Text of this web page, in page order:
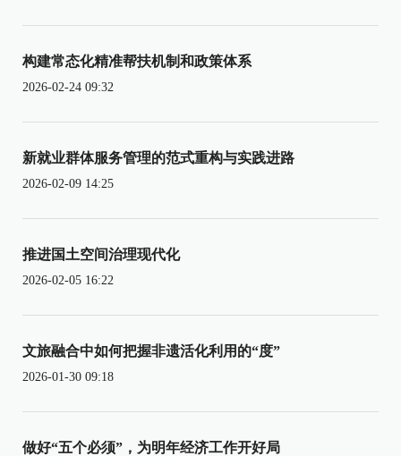
构建常态化精准帮扶机制和政策体系
2026-02-24 09:32
新就业群体服务管理的范式重构与实践进路
2026-02-09 14:25
推进国土空间治理现代化
2026-02-05 16:22
文旅融合中如何把握非遗活化利用的“度”
2026-01-30 09:18
做好“五个必须”，为明年经济工作开好局